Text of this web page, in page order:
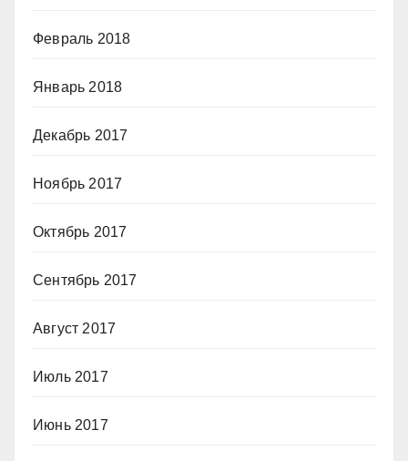
Февраль 2018
Январь 2018
Декабрь 2017
Ноябрь 2017
Октябрь 2017
Сентябрь 2017
Август 2017
Июль 2017
Июнь 2017